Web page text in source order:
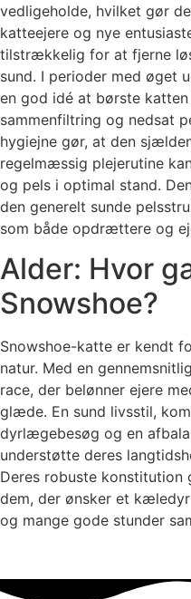
vedligeholde, hvilket gør
katteejere og nye
tilstrækkelig for at fjerne
sund. I perioder med øget
en god idé at børste
sammenfiltring og nedsat
hygiejne gør, at den
regelmæssig plejerutine
og pels i optimal stand.
den generelt sunde
som både opdrættere og
Alder: Hvor
Snowshoe?
Snowshoe-katte er kendt
natur. Med en
race, der belønner ejere
glæde. En sund livsstil,
dyrlægebesøg og en
understøtte deres
Deres robuste
dem, der ønsker et
og mange gode stunder